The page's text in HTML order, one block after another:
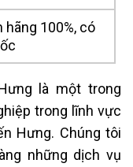
100%, có
là một trong
trong lĩnh vực
Hưng. Chúng tôi
những dịch vụ